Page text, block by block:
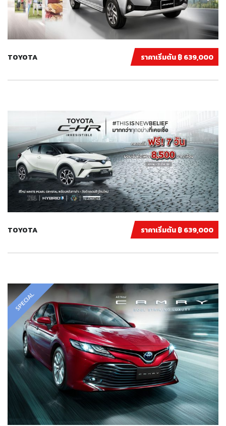
ราคาเริ่มต้น ฿ 639,000
TOYOTA
ราคาเริ่มต้น ฿ 639,000
TOYOTA
SPECIAL